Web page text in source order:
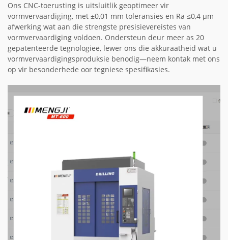
Ons CNC-toerusting is uitsluitlik geoptimeer vir
vormvervaardiging, met ±0,01 mm toleransies en Ra ≤0,4 µm
afwerking wat aan die strengste presisievereistes van
vormvervaardiging voldoen. Ondersteun deur meer as 20
gepatenteerde tegnologieë, lewer ons die akkuraatheid wat u
vormvervaardigingsproduksie benodig—neem kontak met ons
op vir besonderhede oor tegniese spesifikasies.